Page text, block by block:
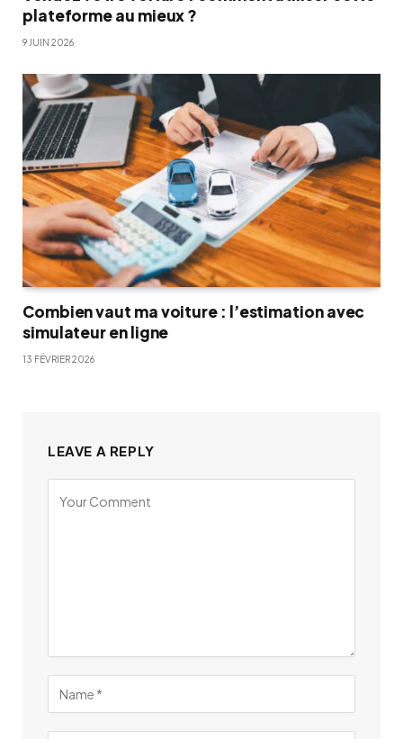
plateforme au mieux ?
9 JUIN 2026
Combien vaut ma voiture : l’estimation avec
simulateur en ligne
13 FÉVRIER 2026
LEAVE A REPLY